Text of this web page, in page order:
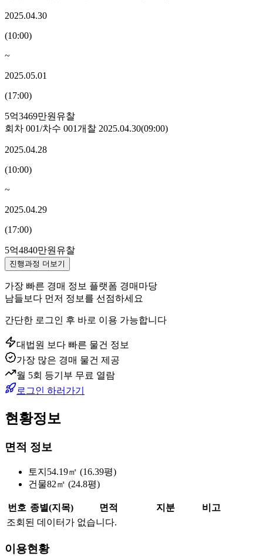
2025.04.30
(10:00)
~
2025.05.01
(17:00)
5억3469만원 유찰
회차 001/차수 001개찰 2025.04.30(09:00)
2025.04.28
(10:00)
~
2025.04.29
(17:00)
5억4840만원 유찰
진행과정 더보기
가장 빠른 경매 정보 플랫폼 경매마당
남들보다 먼저 정보를 선점하세요
간단한 로그인 후 바로 이용 가능합니다
대법원 보다 빠른 물건 정보
가장 많은 경매 물건 제공
월 5회 등기부 무료 열람
로그인 하러가기
현황정보
면적 정보
토지 54.19㎡ (16.39평)
건물82㎡ (24.8평)
번호 종별(지목) 면적 지분
비고
조회된 데이터가 없습니다.
이용현황